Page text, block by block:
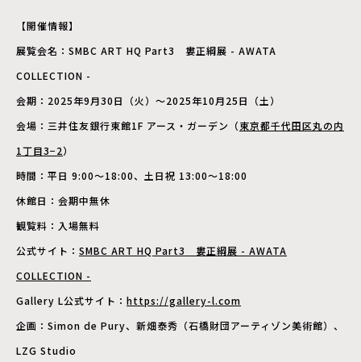
【開催情報】
展覧会名：SMBC ART HQ Part3 婁正綱展 - AWATA
COLLECTION -
会期：2025年9月30日（火）〜2025年10月25日（土）
会場：三井住友銀行東館1F アース・ガーデン（東京都千代田区丸の内
1丁目3−2）
時間：平日 9:00〜18:00、土日祝 13:00〜18:00
休館日：会期中無休
観覧料：入場無料
公式サイト： SMBC ART HQ Part3 婁正綱展 - AWATA
COLLECTION -
Gallery L公式サイト： https://gallery-l.com
企画：Simon de Pury、新畑泰秀（石橋財団アーティゾン美術館）、
LZG Studio